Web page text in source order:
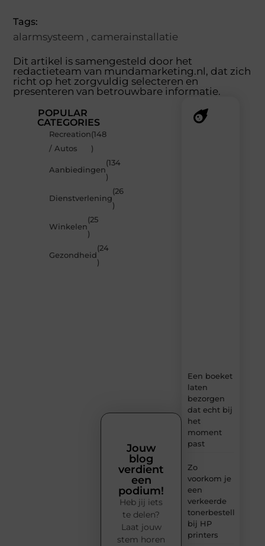
Tags:
alarmsysteem , camerainstallatie
Dit artikel is samengesteld door het
redactieteam van mundamarketing.nl, dat zich
richt op het zorgvuldig selecteren en
presenteren van betrouwbare informatie.
POPULAR
CATEGORIES
Recreation
/ Autos
(148
)
Aanbiedingen
(134
)
Dienstverlening
(26
)
Winkelen
(25
)
Gezondheid
(24
)
Een boeket
laten
bezorgen
dat echt bij
het
moment
past
Zo
voorkom je
een
verkeerde
tonerbestelling
bij HP
printers
Jouw
blog
verdient
een
podium!
Heb jij iets
te delen?
Laat jouw
stem horen